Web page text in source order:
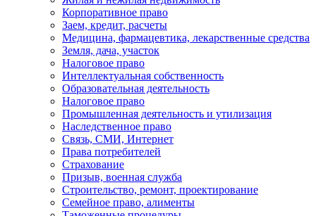
Корпоративное право
Заем, кредит, расчеты
Медицина, фармацевтика, лекарственные средства
Земля, дача, участок
Налоговое право
Интеллектуальная собственность
Образовательная деятельность
Налоговое право
Промышленная деятельность и утилизация
Наследственное право
Связь, СМИ, Интернет
Права потребителей
Страхование
Призыв, военная служба
Строительство, ремонт, проектирование
Семейное право, алименты